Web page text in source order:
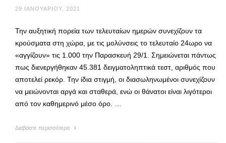
29 ΙΑΝΟΥΑΡΊΟΥ, 2021
Την αυξητική πορεία των τελευταίων ημερών συνεχίζουν τα
κρούσματα στη χώρα, με τις μολύνσεις το τελευταίο 24ωρο να
«αγγίζουν» τις 1.000 την Παρασκευή 29/1. Σημειώνεται πάντως
πως διενεργήθηκαν 45.381 δειγματοληπτικά τεστ, αριθμός που
αποτελεί ρεκόρ. Την ίδια στιγμή, οι διασωληνωμένοι συνεχίζουν
να μειώνονται αργά και σταθερά, ενώ οι θάνατοι είναι λιγότεροι
από τον καθημερινό μέσο όρο. …
Διαβάστε περισσότερα